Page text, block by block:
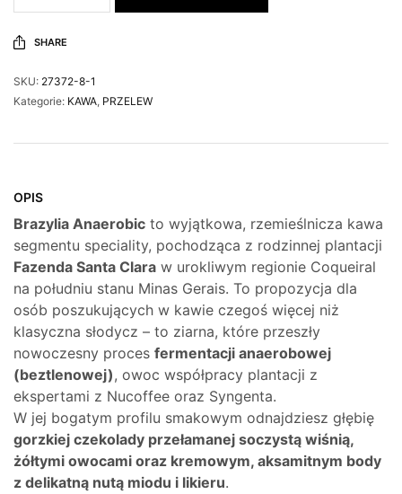
SHARE
SKU: 27372-8-1
Kategorie: KAWA, PRZELEW
OPIS
Brazylia Anaerobic to wyjątkowa, rzemieślnicza kawa
segmentu speciality, pochodząca z rodzinnej plantacji
Fazenda Santa Clara w urokliwym regionie Coqueiral
na południu stanu Minas Gerais. To propozycja dla
osób poszukujących w kawie czegoś więcej niż
klasyczna słodycz – to ziarna, które przeszły
nowoczesny proces fermentacji anaerobowej
(beztlenowej), owoc współpracy plantacji z
ekspertami z Nucoffee oraz Syngenta.
W jej bogatym profilu smakowym odnajdziesz głębię
gorzkiej czekolady przełamanej soczystą wiśnią,
żółtymi owocami oraz kremowym, aksamitnym body
z delikatną nutą miodu i likieru.